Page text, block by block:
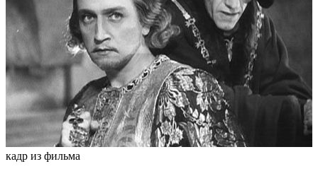
кадр из фильма